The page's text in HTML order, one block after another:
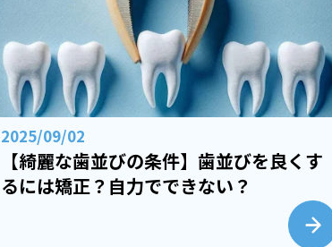
2025/09/02
【綺麗な歯並びの条件】歯並びを良くす
るには矯正？自力でできない？